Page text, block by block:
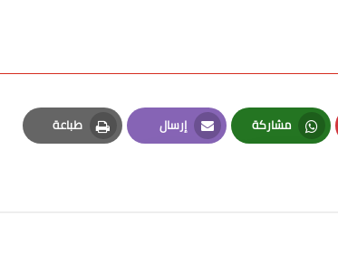
مشاركة
Whatsapp
إرسال
Email
طباعة
Print